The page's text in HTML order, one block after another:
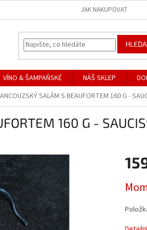
JAK NAKUPOVAT
VÍNO & ŠAMPAŇSKÉ NÁŠ SKLEP
SALÁM S BEAUFORTEM 160 G -
160 G -
cena: